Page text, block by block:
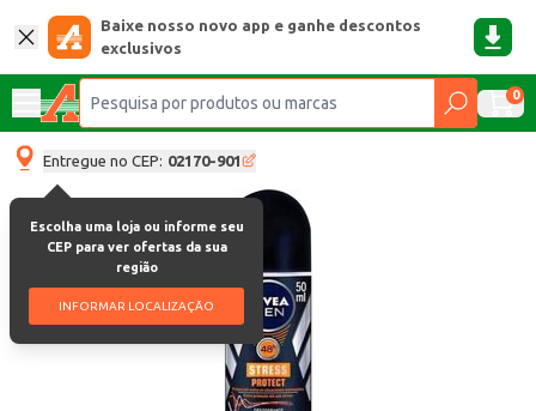
Baixe nosso novo app e ganhe descontos
exclusivos
0
Entregue no CEP: 02170-901
Escolha uma loja ou informe seu
CEP para ver ofertas da sua
região
INFORMAR LOCALIZAÇÃO